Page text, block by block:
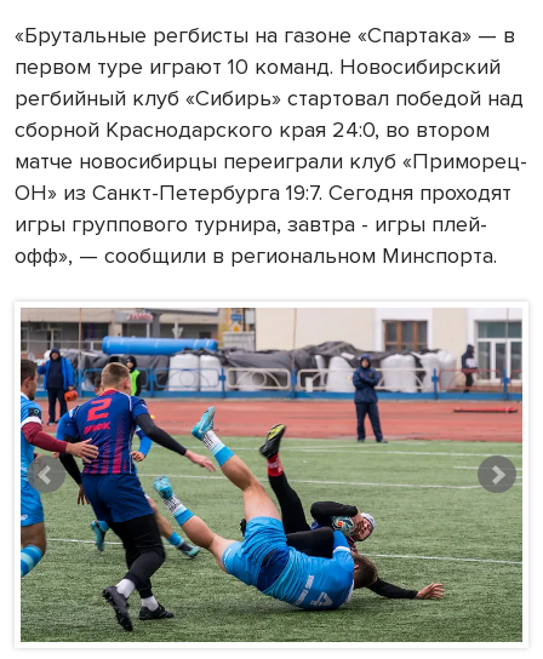
«Брутальные регбисты на газоне «Спартака» — в
первом туре играют 10 команд. Новосибирский
регбийный клуб «Сибирь» стартовал победой над
сборной Краснодарского края 24:0, во втором
матче новосибирцы переиграли клуб «Приморец-
ОН» из Санкт-Петербурга 19:7. Сегодня проходят
игры группового турнира, завтра - игры плей-
офф», — сообщили в региональном Минспорта.